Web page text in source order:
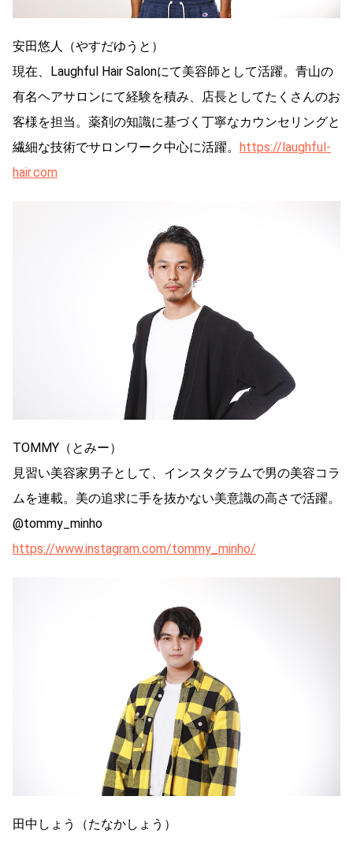
安田悠人（やすだゆうと）
現在、Laughful Hair Salonにて美容師として活躍。青山の
有名ヘアサロンにて経験を積み、店長としてたくさんのお
客様を担当。薬剤の知識に基づく丁寧なカウンセリングと
繊細な技術でサロンワーク中心に活躍。 https://laughful-
hair.com
TOMMY（とみー）
見習い美容家男子として、インスタグラムで男の美容コラ
ムを連載。美の追求に手を抜かない美意識の高さで活躍。
@tommy_minho
https://www.instagram.com/tommy_minho/
田中しょう（たなかしょう）